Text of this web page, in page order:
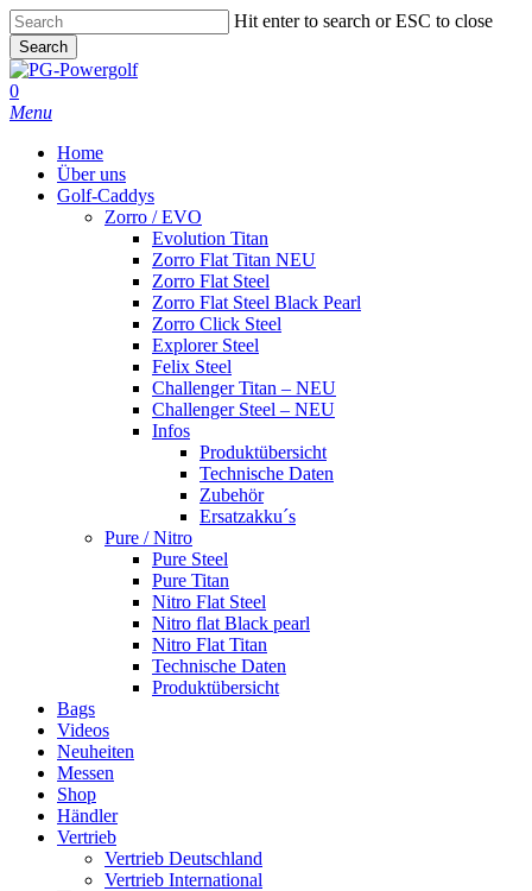
Skip
to
main
content
Hit enter to search or ESC to close
Search
Close
Search
0
Menu
Home
Über uns
Golf-Caddys
Zorro / EVO
Evolution Titan
Zorro Flat Titan NEU
Zorro Flat Steel
Zorro Flat Steel Black Pearl
Zorro Click Steel
Explorer Steel
Felix Steel
Challenger Titan – NEU
Challenger Steel – NEU
Infos
Produktübersicht
Technische Daten
Zubehör
Ersatzakku´s
Pure / Nitro
Pure Steel
Pure Titan
Nitro Flat Steel
Nitro flat Black pearl
Nitro Flat Titan
Technische Daten
Produktübersicht
Bags
Videos
Neuheiten
Messen
Shop
Händler
Vertrieb
Vertrieb Deutschland
Vertrieb International